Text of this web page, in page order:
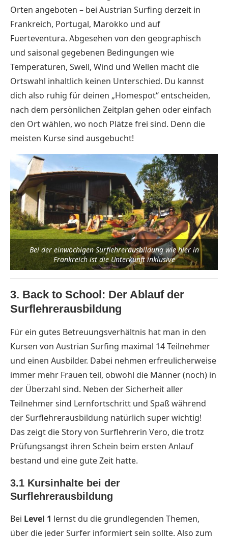
Orten angeboten – bei Austrian Surfing derzeit in
Frankreich, Portugal, Marokko und auf
Fuerteventura. Abgesehen von den geographisch
und saisonal gegebenen Bedingungen wie
Temperaturen, Swell, Wind und Wellen macht die
Ortswahl inhaltlich keinen Unterschied. Du kannst
dich also ruhig für deinen „Homespot“ entscheiden,
nach dem persönlichen Zeitplan gehen oder einfach
den Ort wählen, wo noch Plätze frei sind. Denn die
meisten Kurse sind ausgebucht!
Bei der einwöchigen Surflehrerausbildung wie hier in
Frankreich ist die Unterkunft inklusive
3. Back to School: Der Ablauf der
Surflehrerausbildung
Für ein gutes Betreuungsverhältnis hat man in den
Kursen von Austrian Surfing maximal 14 Teilnehmer
und einen Ausbilder. Dabei nehmen erfreulicherweise
immer mehr Frauen teil, obwohl die Männer (noch) in
der Überzahl sind. Neben der Sicherheit aller
Teilnehmer sind Lernfortschritt und Spaß während
der Surflehrerausbildung natürlich super wichtig!
Das zeigt die Story von Surflehrerin Vero, die trotz
Prüfungsangst ihren Schein beim ersten Anlauf
bestand und eine gute Zeit hatte.
3.1 Kursinhalte bei der
Surflehrerausbildung
Bei Level 1 lernst du die grundlegenden Themen,
über die jeder Surfer informiert sein sollte. Also zum